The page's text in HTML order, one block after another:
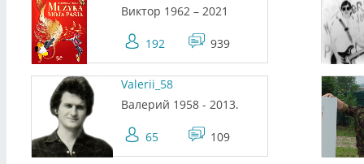
Виктор 1962 – 2021
192 939
Valerii_58
Валерий 1958 - 2013.
65 109